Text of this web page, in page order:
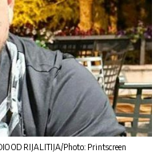
OD RIJALITIJA/Photo: Printscreen